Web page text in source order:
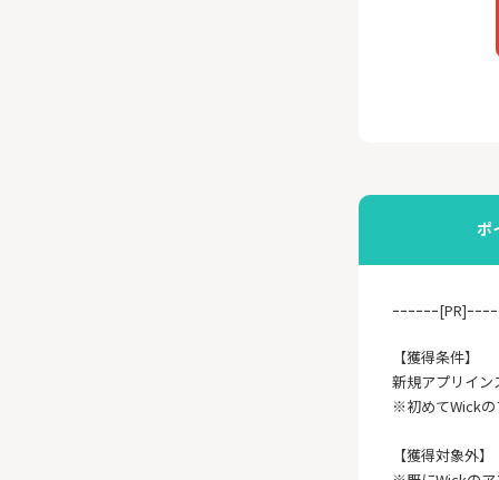
ポ
ｰｰｰｰｰｰ[PR]ｰｰｰ
【獲得条件】
新規アプリイ
※初めてWickの
【獲得対象外】